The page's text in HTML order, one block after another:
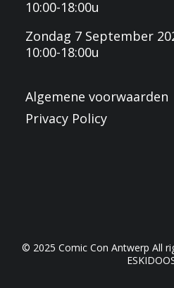
10:00-18:00u
Zondag 7 September
10:00-18:00u
Algemene voorwaarden
Privacy Policy
© 2025 Comic Con Antwerp All